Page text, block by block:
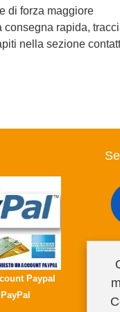
di forza maggiore
rapida,
nella sezione
Paypal